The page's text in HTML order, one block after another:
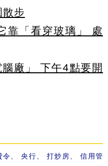
散步
靠「看穿玻璃」 處
廠」 下午4點要開
令 、央行 、打炒房 、信用管